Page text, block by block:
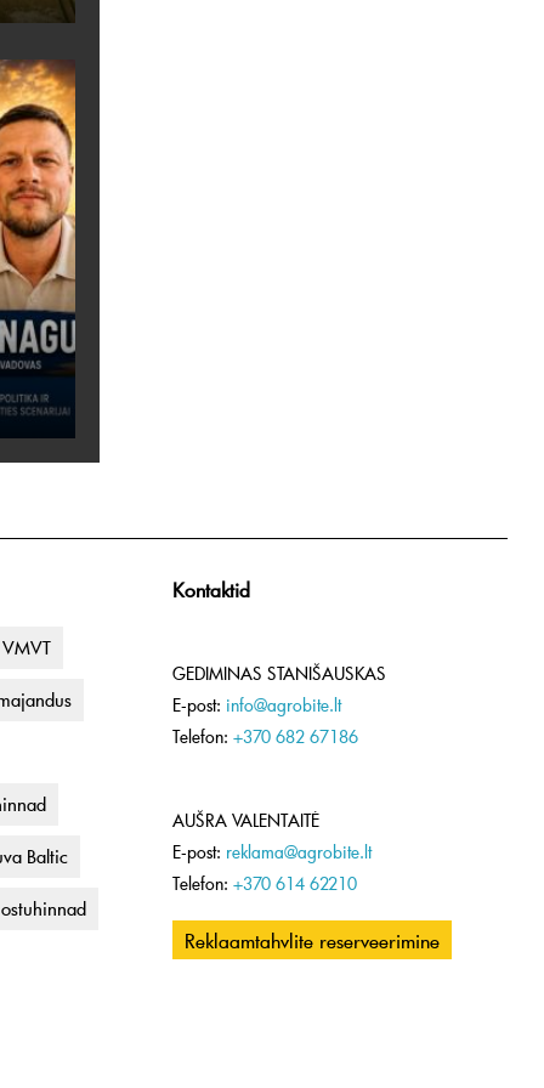
VMVT
Baltic
Kontaktid
GEDIMINAS STANIŠAUSKAS
E-post: info@agrobite.lt
Telefon: +370 682 67186
AUŠRA VALENTAITĖ
E-post: reklama@agrobite.lt
Telefon: +370 614 62210
Reklaamtahvlite reserveerimine